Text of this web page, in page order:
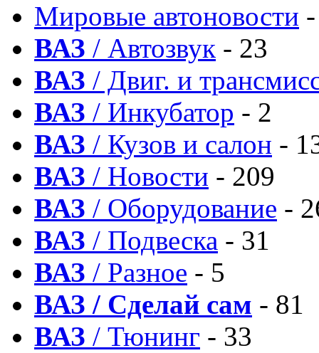
Мировые автоновости
ВАЗ / Автозвук - 23
ВАЗ / Двиг. и
ВАЗ / Инкубатор - 2
ВАЗ / Кузов и салон -
ВАЗ / Новости - 209
ВАЗ / Оборудование -
ВАЗ / Подвеска - 31
ВАЗ / Разное - 5
ВАЗ / Сделай сам - 81
ВАЗ / Тюнинг - 33